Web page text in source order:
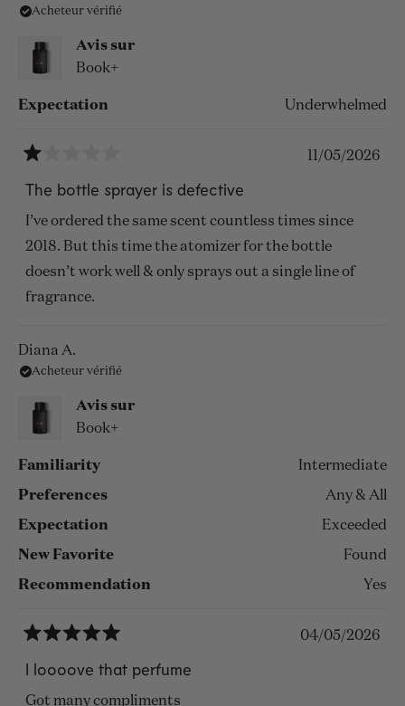
Acheteur vérifié
Avis sur
Book+
Expectation Underwhelmed
1
sur
5
étoiles
11/05/2026
The bottle sprayer is defective
I’ve ordered the same scent countless times since
2018. But this time the atomizer for the bottle
doesn’t work well & only sprays out a single line of
fragrance.
Diana A.
Acheteur vérifié
Avis sur
Book+
Familiarity Intermediate
Preferences Any & All
Expectation Exceeded
New Favorite Found
Recommendation Yes
5
sur
5
04/05/2026
I loooove that perfume
Got many compliments